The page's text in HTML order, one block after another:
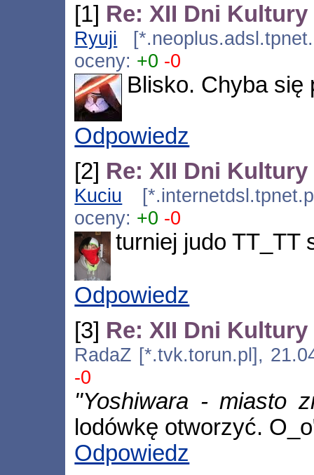
[1] Re: XII Dni
Ryuji
oceny: +0 -0
Blisko. Chyba się
Odpowiedz
[2] Re: XII Dni
Kuciu
oceny: +0 -0
turniej judo TT_TT
Odpowiedz
[3] Re: XII Dni
RadaZ [*.tvk.torun.pl],
-0
"Yoshiwara - miasto
lodówkę otworzyć.
Odpowiedz